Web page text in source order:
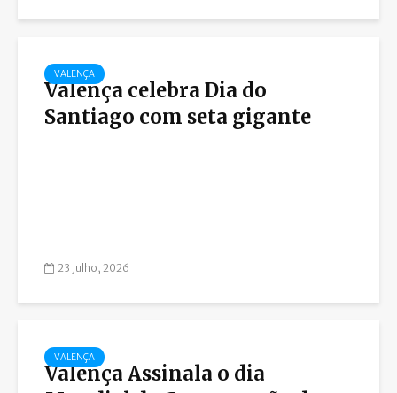
VALENÇA
Valença celebra Dia do
Santiago com seta gigante
23 Julho, 2026
VALENÇA
Valença Assinala o dia